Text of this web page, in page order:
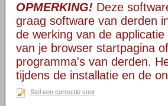
OPMERKING! Deze
graag software van derden
de werking van de
van je browser startpagina
programma's van derden.
tijdens de installatie en de
Stel een correctie voor